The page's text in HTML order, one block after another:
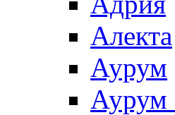
Алекта
Аурум
Аурум